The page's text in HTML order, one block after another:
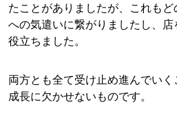
たことがありましたが、これも
への気遣いに繋がりましたし、
役立ちました。
両方とも全て受け止め進んでい
成長に欠かせないものです。